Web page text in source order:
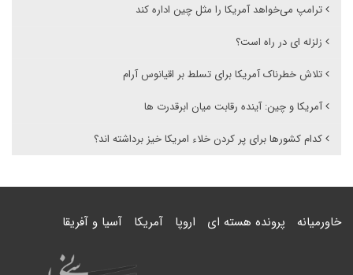
ترامپ می‌خواهد آمریکا را مثل چین اداره کند
زلزله ای در راه است؟
تلاش خطرناک آمریکا برای تسلط بر اقیانوس آرام
آمریکا و چین: آینده رقابت میان ابرقدرت ها
کدام کشورها برای پر کردن خلاء امریکا خیز برداشته اند؟
خاورمیانه پرونده هسته ای اروپا آمریکا آسیا و آفریقا